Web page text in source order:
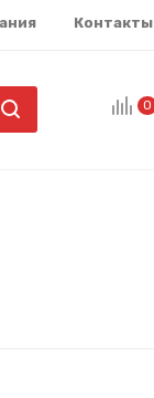
Контакты
0